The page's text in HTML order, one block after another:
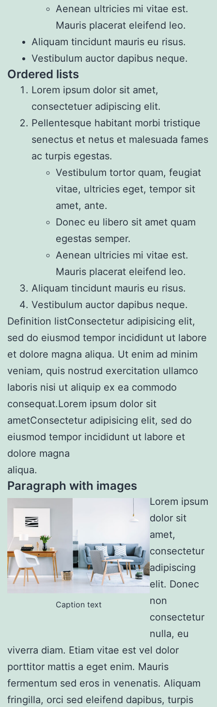
Aenean ultricies mi vitae est.
Mauris placerat eleifend leo.
Aliquam tincidunt mauris eu risus.
Vestibulum auctor dapibus neque.
Ordered lists
Lorem ipsum dolor sit amet,
consectetuer adipiscing elit.
Pellentesque habitant morbi tristique
senectus et netus et malesuada fames
ac turpis egestas.
Vestibulum tortor quam, feugiat
vitae, ultricies eget, tempor sit
amet, ante.
Donec eu libero sit amet quam
egestas semper.
Aenean ultricies mi vitae est.
Mauris placerat eleifend leo.
Aliquam tincidunt mauris eu risus.
Vestibulum auctor dapibus neque.
Definition listConsectetur adipisicing elit,
sed do eiusmod tempor incididunt ut labore
et dolore magna aliqua. Ut enim ad minim
veniam, quis nostrud exercitation ullamco
laboris nisi ut aliquip ex ea commodo
consequat.Lorem ipsum dolor sit
ametConsectetur adipisicing elit, sed do
eiusmod tempor incididunt ut labore et
dolore magna
aliqua.
Paragraph with images
Caption text
Lorem ipsum
dolor sit
amet,
consectetur
adipiscing
elit. Donec
non
consectetur
nulla, eu
viverra diam. Etiam vitae est vel dolor
porttitor mattis a eget enim. Mauris
fermentum sed eros in venenatis. Aliquam
fringilla, orci sed eleifend dapibus, turpis